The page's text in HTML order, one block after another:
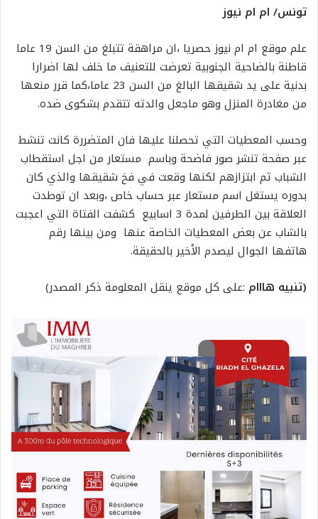
تونس/ ام ام نيوز
علم موقع ام ام نيوز حصريا ،ان مراهقة تتبلغ من السن 19 عاما
قاطنة بالضاحية الجنوبية تعرضت للتعنيف ما خلف لها اضرارا
بدنية على يد شقيقها البالغ من السن 23 عاما،كما قرر منعها
من مغادرة المنزل وهو ماجعل والدته تتقدم بشكوى ضده.
وحسب المعطيات التي تحصلنا عليها فان المتضررة كانت تنشط
عبر صفحة تنشر صور فاضحة وباسم مستعار من اجل استقطاب
الشباب ثم ابتزازهم لكنها وقعت في فخ شقيقها والذي كان
بدوره يستغل اسم مستعار عبر حساب خاص ،وبعد ان توطدت
العلاقة بين الطرفين لمدة 3 اسابيع كشفت الفتاة التي اعجبت
بالشاب عن بعض المعطيات الخاصة عنها ومن بينها رقم
هاتفها الجوال ليصدم الأخير بالحقيقة.
(تنبيه هااام :على كل موقع ينقل المعلومة ذكر المصدر)